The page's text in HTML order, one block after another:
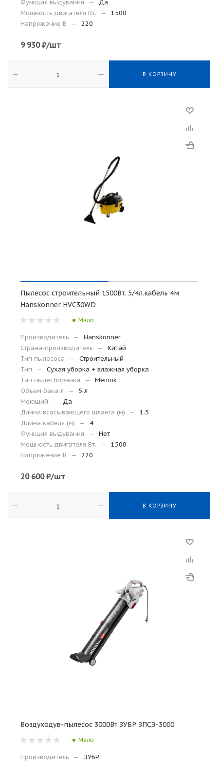
Функция выдувания —
Да
Мощность двигателя Вт.
—
1500
Напряжение В
— 220
9 930₽/шт
В КОРЗИНУ
Пылесос строительный 1500Вт. 5/4л.кабель 4м
Hanskonner HVC30WD
Мало
Производитель —
Hanskonner
Страна-производитель
—
Китай
Тип пылесоса
—
Строительный
Тип
—
Сухая уборка + влажная уборка
Тип пылесборника
—
Мешок
Объем бака л
—
5 л
Моющий
—
Да
Длина всасывающего шланга (м)
—
1.5
Длина кабеля (м)
—
4
Функция выдувания
—
Нет
Мощность двигателя Вт.
—
1500
Напряжение В
— 220
20 600₽/шт
В КОРЗИНУ
Воздуходув-пылесос 3000Вт ЗУБР ЗПСЭ-3000
Мало
Производитель —
ЗУБР